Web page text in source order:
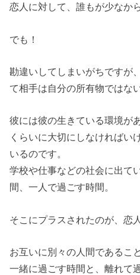
恋人に対して、誰もが少なか
でも！
勘違いしてしまいがちですが
て相手は自分の所有物ではな
彼には彼の生きている環境が
くらいに大切にしなければい
いるのです。
学校や仕事などの社会に出て
間、一人で過ごす時間。
そこにプラスされたのが、恋
お互いに別々の人間であるこ
一緒に過ごす時間と、離れて